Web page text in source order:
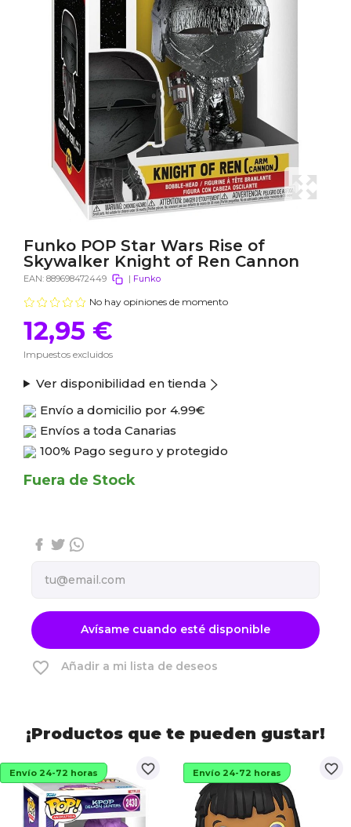
Funko POP Star Wars Rise of
Skywalker Knight of Ren Cannon
EAN: 889698472449 | Funko
No hay opiniones de momento
12,95 €
Impuestos excluidos
Ver disponibilidad en tienda
Envío a domicilio por 4.99€
Envíos a toda Canarias
100% Pago seguro y protegido
Fuera de Stock
Avísame cuando esté disponible
favorite_border Añadir a mi lista de deseos
¡Productos que te pueden gustar!
favorite_border
Envío 24-72 horas favorite_border
Envío 24-72 horas